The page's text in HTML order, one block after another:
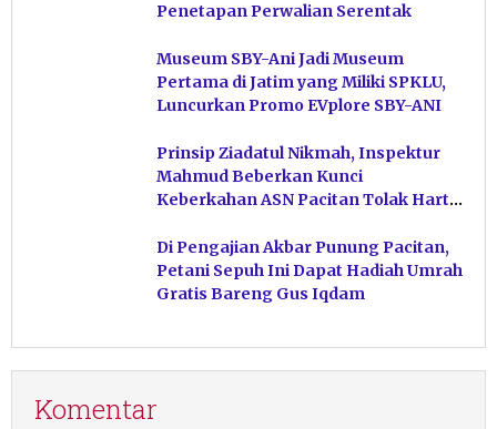
Penetapan Perwalian Serentak
Museum SBY-Ani Jadi Museum
Pertama di Jatim yang Miliki SPKLU,
Luncurkan Promo EVplore SBY-ANI
Prinsip Ziadatul Nikmah, Inspektur
Mahmud Beberkan Kunci
Keberkahan ASN Pacitan Tolak Harta
Di Pengajian Akbar Punung Pacitan,
Petani Sepuh Ini Dapat Hadiah Umrah
Gratis Bareng Gus Iqdam
Komentar